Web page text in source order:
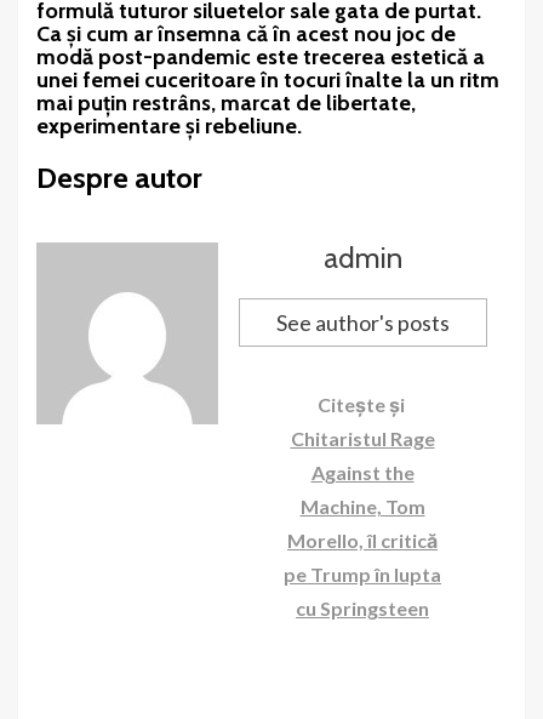
formulă tuturor siluetelor sale gata de purtat.
Ca și cum ar însemna că în acest nou joc de
modă post-pandemic este trecerea estetică a
unei femei cuceritoare în tocuri înalte la un ritm
mai puțin restrâns, marcat de libertate,
experimentare și rebeliune.
Despre autor
admin
See author's posts
Citește și
Chitaristul Rage
Against the
Machine, Tom
Morello, îl critică
pe Trump în lupta
cu Springsteen